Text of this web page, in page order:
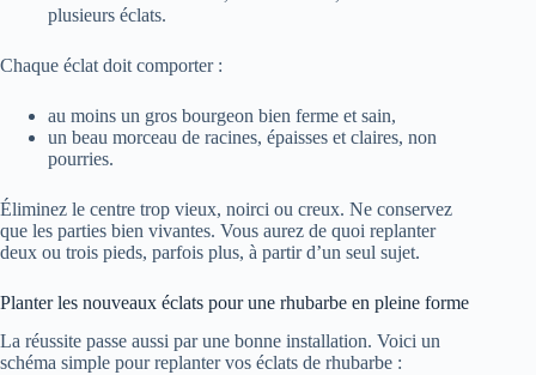
plusieurs éclats.
Chaque éclat doit comporter :
au moins un gros bourgeon bien ferme et sain,
un beau morceau de racines, épaisses et claires, non
pourries.
Éliminez le centre trop vieux, noirci ou creux. Ne conservez
que les parties bien vivantes. Vous aurez de quoi replanter
deux ou trois pieds, parfois plus, à partir d’un seul sujet.
Planter les nouveaux éclats pour une rhubarbe en pleine forme
La réussite passe aussi par une bonne installation. Voici un
schéma simple pour replanter vos éclats de rhubarbe :